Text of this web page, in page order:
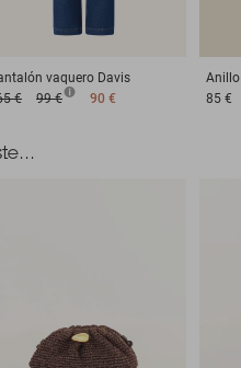
vaquero Davis
€
99 € 90 €
Anillo
85 €